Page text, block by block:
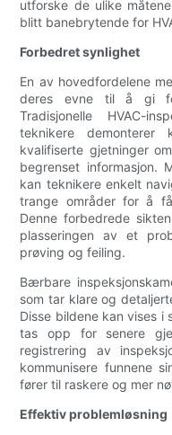
utforske de ulike
blitt banebrytende for
Forbedret synlighet
En av hovedfordelene
deres evne til å gi
Tradisjonelle HVAC-
teknikere demonterer
kvalifiserte gjetninger
begrenset informasjon.
kan teknikere enkelt
trange områder for å
Denne forbedrede
plasseringen av et
prøving og feiling.
Bærbare
som tar klare og
Disse bildene kan vises i
tas opp for senere
registrering av
kommunisere funnene
fører til raskere og mer
Effektiv problemløsning